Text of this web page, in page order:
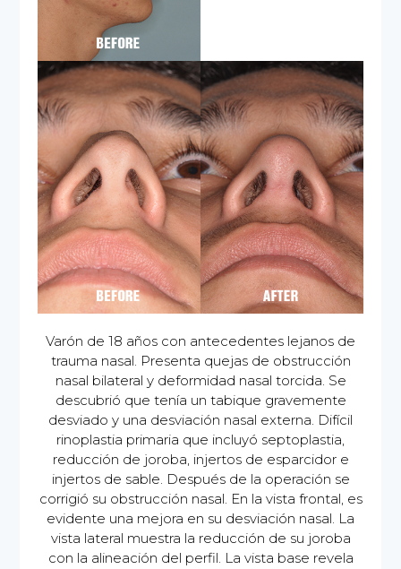
Varón de 18 años con antecedentes lejanos de
trauma nasal. Presenta quejas de obstrucción
nasal bilateral y deformidad nasal torcida. Se
descubrió que tenía un tabique gravemente
desviado y una desviación nasal externa. Difícil
rinoplastia primaria que incluyó septoplastia,
reducción de joroba, injertos de esparcidor e
injertos de sable. Después de la operación se
corrigió su obstrucción nasal. En la vista frontal, es
evidente una mejora en su desviación nasal. La
vista lateral muestra la reducción de su joroba
con la alineación del perfil. La vista base revela